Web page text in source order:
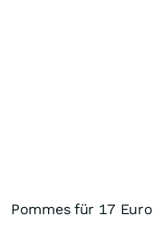
Pommes für 17 Euro